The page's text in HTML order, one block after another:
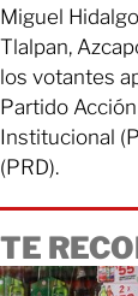
Miguel
Tlalpan,
los votantes
Partido
Institucional
(PRD).
TE